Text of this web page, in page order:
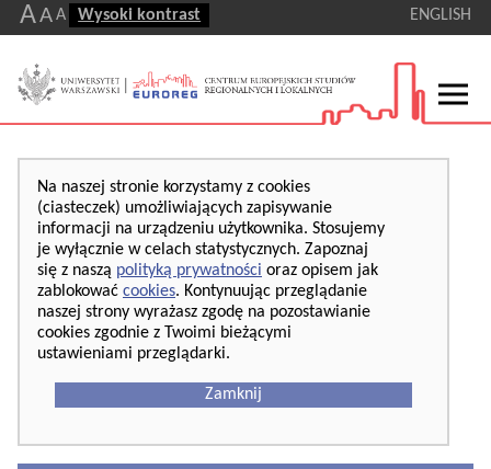
AA A Wysoki kontrast ENGLISH
Na naszej stronie korzystamy z cookies
(ciasteczek) umożliwiających zapisywanie
informacji na urządzeniu użytkownika. Stosujemy
je wyłącznie w celach statystycznych. Zapoznaj
się z naszą polityką prywatności oraz opisem jak
zablokować cookies. Kontynuując przeglądanie
naszej strony wyrażasz zgodę na pozostawianie
cookies zgodnie z Twoimi bieżącymi
ustawieniami przeglądarki.
Zamknij